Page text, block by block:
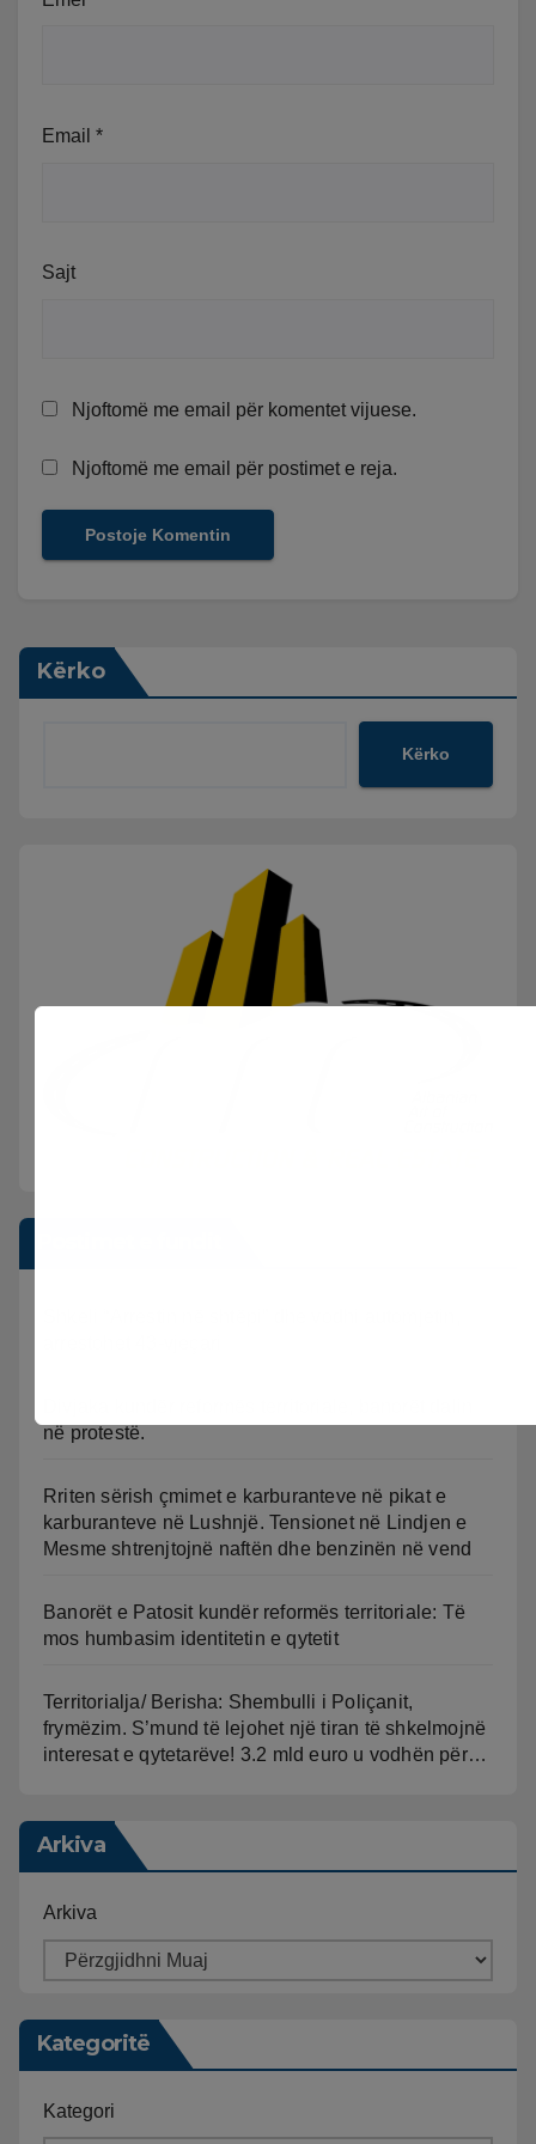
Email *
Sajt
Njoftomë me email për komentet vijuese.
Njoftomë me email për postimet e reja.
Kërko
Kërko
në protestë.
Rriten sërish çmimet e karburanteve në pikat e
karburanteve në Lushnjë. Tensionet në Lindjen e
Mesme shtrenjtojnë naftën dhe benzinën në vend
Banorët e Patosit kundër reformës territoriale: Të
mos humbasim identitetin e qytetit
Territorialja/ Berisha: Shembulli i Poliçanit,
frymëzim. S’mund të lejohet një tiran të shkelmojnë
interesat e qytetarëve! 3.2 mld euro u vodhën për…
Arkiva
Arkiva
Kategoritë
Kategori